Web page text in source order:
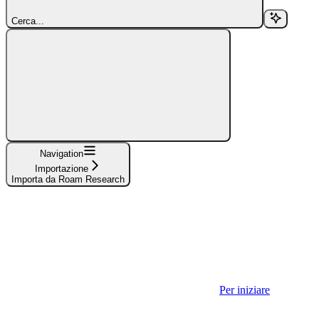
Cerca...
Navigation
Importazione
Importa da Roam Research
Per iniziare